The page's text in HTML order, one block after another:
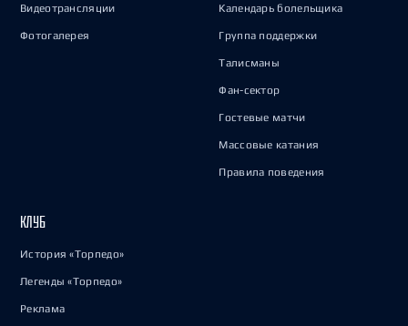
Видеотрансляции
Фотогалерея
Календарь болельщика
Группа поддержки
Талисманы
Фан-сектор
Гостевые матчи
Массовые катания
Правила поведения
КЛУБ
История «Торпедо»
Легенды «Торпедо»
Реклама